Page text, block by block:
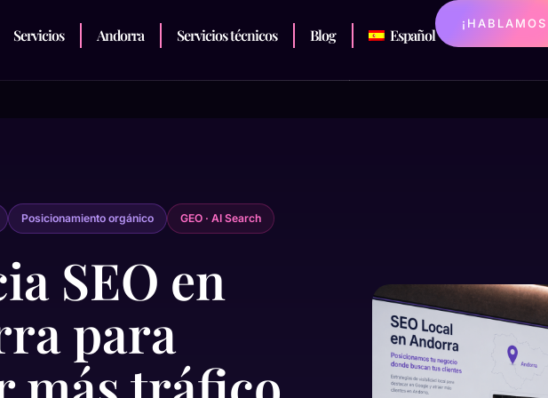
Servicios Andorra Servicios técnicos Blog Español
Posicionamiento orgánico GEO · AI Search
SEO en
para